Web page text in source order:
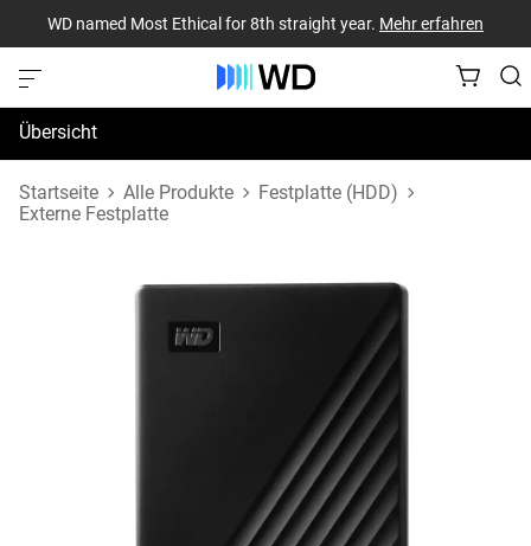
WD named Most Ethical for 8th straight year. Mehr erfahren
Übersicht
Technische Daten
Startseite Alle Produkte
Festplatte (HDD)
Externe Festplatte